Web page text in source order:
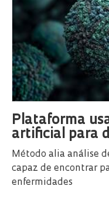
Plataforma
artificial para
Método alia análise
capaz de encontrar
enfermidades